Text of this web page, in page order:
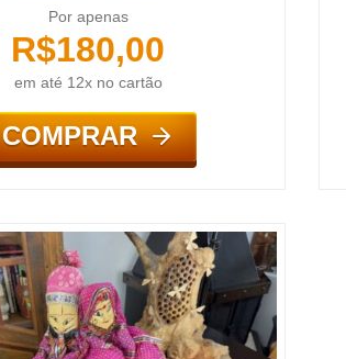
Por apenas
R$180,00
em até 12x no cartão
COMPRAR